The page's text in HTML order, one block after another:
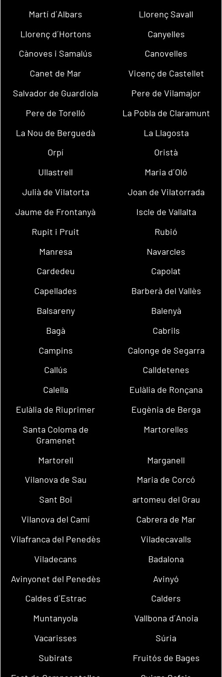
Martí d´Albars
Llorenç Savall
Llorenç d´Hortons
Canyelles
Cànoves i Samalús
Canovelles
Canet de Mar
Vicenç de Castellet
Salvador de Guardiola
Pere de Vilamajor
Pere de Torelló
La Pobla de Claramunt
La Nou de Berguedà
La Llagosta
Orpí
Oristà
Ullastrell
Maria d´Oló
Julià de Vilatorta
Joan de Vilatorrada
Jaume de Frontanyà
Iscle de Vallalta
Rupit i Pruit
Rubió
Manresa
Navarcles
Cardedeu
Capolat
Capellades
Barberà del Vallès
Balsareny
Balenyà
Bagà
Cabrils
Campins
Calonge de Segarra
Callús
Calldetenes
Calella
Eulàlia de Ronçana
Eulàlia de Riuprimer
Eugènia de Berga
Santa Coloma de
Gramenet
Martorelles
Martorell
Marganell
Vilanova de Sau
Maria de Corcó
Sant Boi
artomeu del Grau
Vilanova del Camí
Cabrera de Mar
Vilafranca del Penedès
Viladecavalls
Viladecans
Badalona
Avinyonet del Penedès
Avinyó
Caldes d´Estrac
Calders
Muntanyola
Vallbona d´Anoia
Vacarisses
Súria
Subirats
Fruitós de Bages